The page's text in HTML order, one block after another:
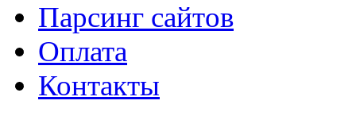
Парсинг сайтов
Оплата
Контакты